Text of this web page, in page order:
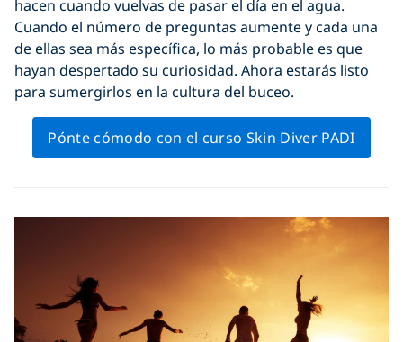
hacen cuando vuelvas de pasar el día en el agua.
Cuando el número de preguntas aumente y cada una
de ellas sea más específica, lo más probable es que
hayan despertado su curiosidad. Ahora estarás listo
para sumergirlos en la cultura del buceo.
Pónte cómodo con el curso Skin Diver PADI